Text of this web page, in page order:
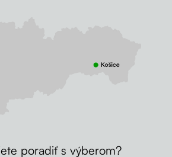
poradiť s výberom?